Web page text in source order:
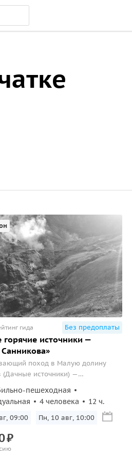
гида Без предоплаты
источники —
поход в Малую долину
(Дачные источники) —
Мутновского вулкана. Обзор
окрестностей и купание в
источниках!
пешеходная
4 человека 12 ч.
09:00 Пн, 10 авг, 10:00
₽